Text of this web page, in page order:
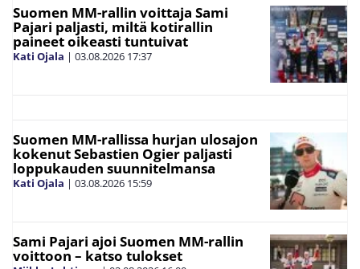
Suomen MM-rallin voittaja Sami
Pajari paljasti, miltä kotirallin
paineet oikeasti tuntuivat
Kati Ojala | 03.08.2026 17:37
Suomen MM-rallissa hurjan ulosajon
kokenut Sebastien Ogier paljasti
loppukauden suunnitelmansa
Kati Ojala | 03.08.2026 15:59
Sami Pajari ajoi Suomen MM-rallin
voittoon – katso tulokset